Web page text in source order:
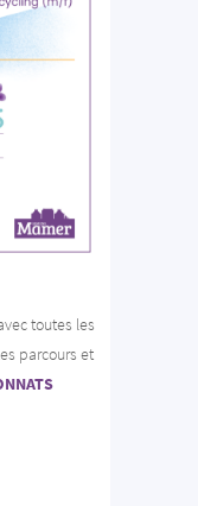
toutes les
parcours et